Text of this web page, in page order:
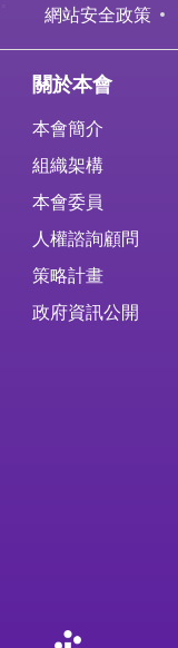
網站安全政策
關於本會
本會簡介
組織架構
本會委員
人權諮詢顧問
策略計畫
政府資訊公開